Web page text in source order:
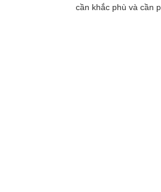
cần khắc phù và cần